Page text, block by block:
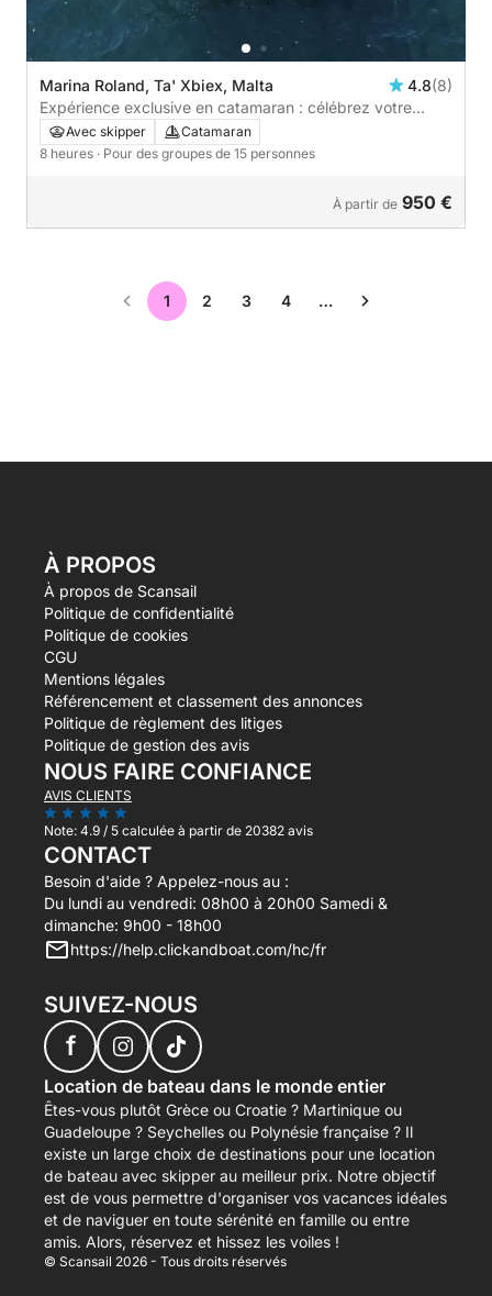
Marina Roland, Ta' Xbiex, Malta 4.8(8)
Expérience exclusive en catamaran : célébrez votre
occasion spéciale en mer
Avec skipper
Catamaran
8 heures · Pour des groupes de 15 personnes
À partir de 950 €
1 2 3 4 …
À PROPOS
À propos de Scansail
Politique de confidentialité
Politique de cookies
CGU
Mentions légales
Référencement et classement des annonces
Politique de règlement des litiges
Politique de gestion des avis
NOUS FAIRE CONFIANCE
AVIS CLIENTS
Note: 4.9 / 5 calculée à partir de 20382 avis
CONTACT
Besoin d'aide ? Appelez-nous au :
Du lundi au vendredi: 08h00 à 20h00 Samedi &
dimanche: 9h00 - 18h00
https://help.clickandboat.com/hc/fr
SUIVEZ-NOUS
f
Location de bateau dans le monde entier
Êtes-vous plutôt Grèce ou Croatie ? Martinique ou
Guadeloupe ? Seychelles ou Polynésie française ? Il
existe un large choix de destinations pour une location
de bateau avec skipper au meilleur prix. Notre objectif
est de vous permettre d'organiser vos vacances idéales
et de naviguer en toute sérénité en famille ou entre
amis. Alors, réservez et hissez les voiles !
© Scansail 2026 - Tous droits réservés